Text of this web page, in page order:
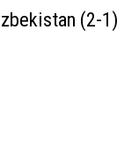
(2-1)